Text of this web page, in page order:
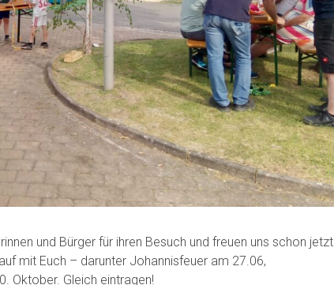
und Bürger für ihren Besuch und freuen uns schon jetzt
mit Euch – darunter Johannisfeuer am 27.06,
Oktober. Gleich eintragen!